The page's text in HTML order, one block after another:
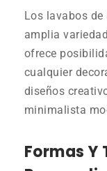
Los lavabos
amplia
ofrece
cualquier
diseños
minimalista
Formas Y